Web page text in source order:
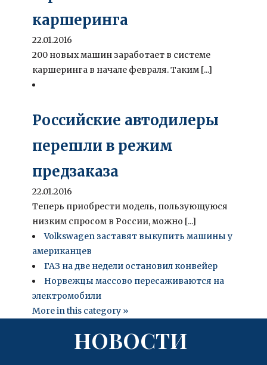
каршеринга
22.01.2016
200 новых машин заработает в системе
каршеринга в начале февраля. Таким [...]
Российские автодилеры
перешли в режим
предзаказа
22.01.2016
Теперь приобрести модель, пользующуюся
низким спросом в России, можно [...]
Volkswagen заставят выкупить машины у
американцев
ГАЗ на две недели остановил конвейер
Норвежцы массово пересаживаются на
электромобили
More in this category »
НОВОСТИ